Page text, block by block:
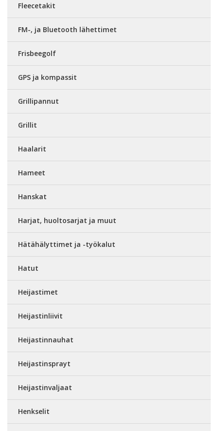
Fleecetakit
FM-, ja Bluetooth lähettimet
Frisbeegolf
GPS ja kompassit
Grillipannut
Grillit
Haalarit
Hameet
Hanskat
Harjat, huoltosarjat ja muut
Hätähälyttimet ja -työkalut
Hatut
Heijastimet
Heijastinliivit
Heijastinnauhat
Heijastinsprayt
Heijastinvaljaat
Henkselit